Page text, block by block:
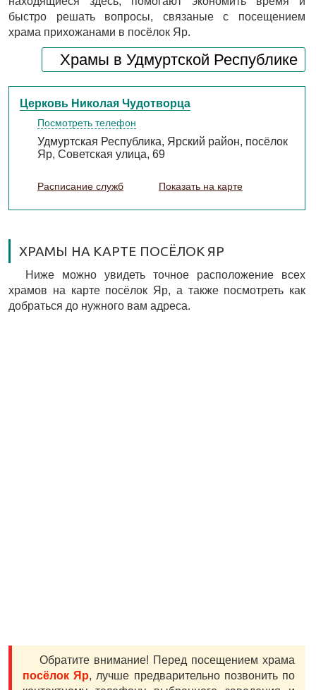
быстро решать вопросы, связаные с посещением
храма прихожанами в посёлок Яр.
Храмы в Удмуртской Республике
Церковь Николая Чудотворца
Посмотреть телефон
Удмуртская Республика, Ярский район, посёлок
Яр, Советская улица, 69
Расписание служб Показать на карте
ХРАМЫ НА КАРТЕ ПОСЁЛОК ЯР
Ниже можно увидеть точное расположение всех
храмов на карте посёлок Яр, а также посмотреть как
добраться до нужного вам адреса.
Обратите внимание! Перед посещением храма
посёлок Яр, лучше предварительно позвонить по